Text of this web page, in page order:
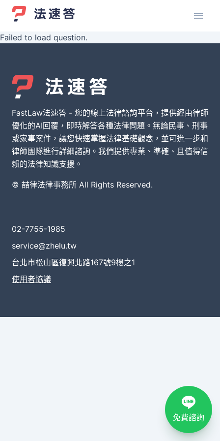
Failed to load question.
FastLaw法速答 - 您的線上法律諮詢平台，提供經由律師
優化的AI回覆，即時解答各種法律問題。無論民事、刑事
或家事案件，讓您快速掌握法律基礎觀念，並可進一步和
律師團隊進行詳細諮詢。我們提供專業、準確、且值得信
賴的法律知識支援。
© 喆律法律事務所 All Rights Reserved.
02-7755-1985
service@zhelu.tw
台北市松山區復興北路167號9樓之1
使用者協議
免費諮詢